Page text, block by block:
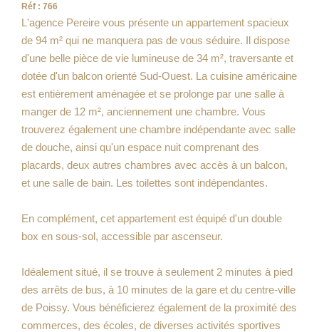
Réf : 766
L'agence Pereire vous présente un appartement spacieux
de 94 m² qui ne manquera pas de vous séduire. Il dispose
d'une belle pièce de vie lumineuse de 34 m², traversante et
dotée d'un balcon orienté Sud-Ouest. La cuisine américaine
est entièrement aménagée et se prolonge par une salle à
manger de 12 m², anciennement une chambre. Vous
trouverez également une chambre indépendante avec salle
de douche, ainsi qu'un espace nuit comprenant des
placards, deux autres chambres avec accès à un balcon,
et une salle de bain. Les toilettes sont indépendantes.
En complément, cet appartement est équipé d'un double
box en sous-sol, accessible par ascenseur.
Idéalement situé, il se trouve à seulement 2 minutes à pied
des arrêts de bus, à 10 minutes de la gare et du centre-ville
de Poissy. Vous bénéficierez également de la proximité des
commerces, des écoles, de diverses activités sportives